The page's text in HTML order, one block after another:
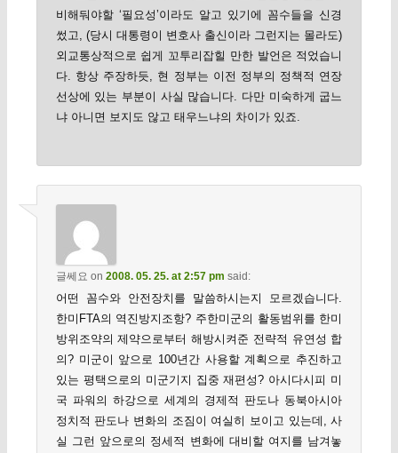
비해둬야할 ‘필요성’이라도 알고 있기에 꼼수들을 신경
썼고, (당시 대통령이 변호사 출신이라 그런지는 몰라도)
외교통상적으로 쉽게 꼬투리잡힐 만한 발언은 적었습니
다. 항상 주장하듯, 현 정부는 이전 정부의 정책적 연장
선상에 있는 부분이 사실 많습니다. 다만 미숙하게 굽느
냐 아니면 보지도 않고 태우느냐의 차이가 있죠.
글쎄요 on 2008. 05. 25. at 2:57 pm said:
어떤 꼼수와 안전장치를 말씀하시는지 모르겠습니다.
한미FTA의 역진방지조항? 주한미군의 활동범위를 한미
방위조약의 제약으로부터 해방시켜준 전략적 유연성 합
의? 미군이 앞으로 100년간 사용할 계획으로 추진하고
있는 평택으로의 미군기지 집중 재편성? 아시다시피 미
국 파워의 하강으로 세계의 경제적 판도나 동북아시아
정치적 판도나 변화의 조짐이 여실히 보이고 있는데, 사
실 그런 앞으로의 정세적 변화에 대비할 여지를 남겨놓